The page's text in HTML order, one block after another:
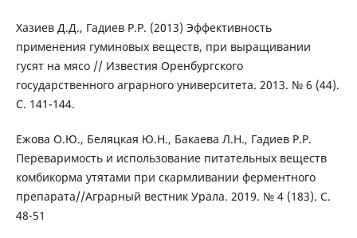
Хазиев Д.Д., Гадиев Р.Р. (2013) Эффективность
применения гуминовых веществ, при выращивании
гусят на мясо // Известия Оренбургского
государственного аграрного университета. 2013. № 6 (44).
С. 141-144.
Ежова О.Ю., Беляцкая Ю.Н., Бакаева Л.Н., Гадиев Р.Р.
Переваримость и использование питательных веществ
комбикорма утятами при скармливании ферментного
препарата//Аграрный вестник Урала. 2019. № 4 (183). С.
48-51